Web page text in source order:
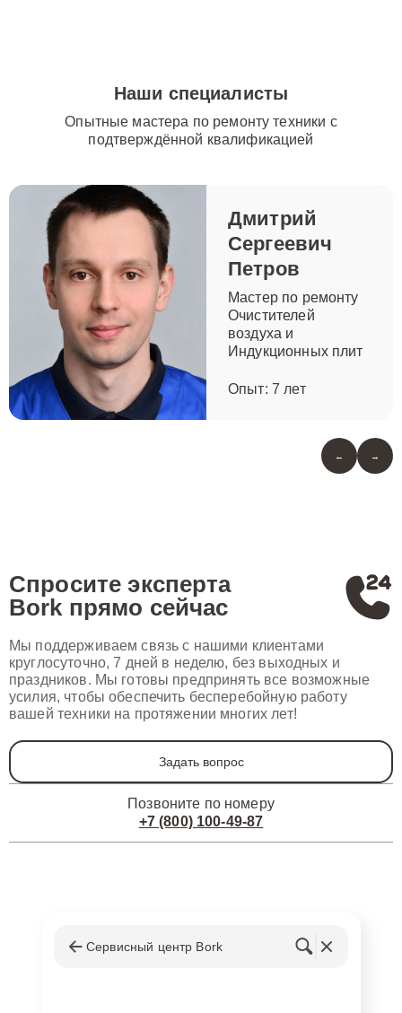
Наши специалисты
Опытные мастера по ремонту техники с
подтверждённой квалификацией
Дмитрий
Сергеевич
Петров
Мастер по ремонту
Очистителей
воздуха и
Индукционных плит
Опыт: 7 лет
← →
Спросите эксперта
Bork прямо сейчас
Мы поддерживаем связь с нашими клиентами
круглосуточно, 7 дней в неделю, без выходных и
праздников. Мы готовы предпринять все возможные
усилия, чтобы обеспечить бесперебойную работу
вашей техники на протяжении многих лет!
Задать вопрос
Позвоните по номеру
+7 (800) 100-49-87
Сервисный центр Bork